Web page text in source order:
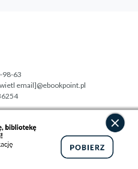
98-63
email]@ebookpoint.pl
strony »